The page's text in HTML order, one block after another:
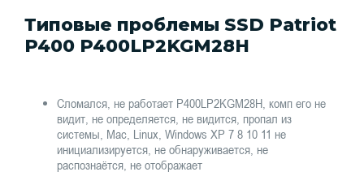
Типовые проблемы SSD Patriot
P400 P400LP2KGM28H
Сломался, не работает P400LP2KGM28H, комп его не
видит, не определяется, не видится, пропал из
системы, Mac, Linux, Windows XP 7 8 10 11 не
инициализируется, не обнаруживается, не
распознаётся, не отображает